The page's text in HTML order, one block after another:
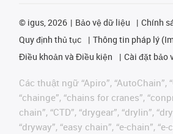
© igus, 2026 Bảo vệ dữ liệu
Chính
Quy định thủ tục
Thông tin pháp lý
Điều khoản và Điều kiện
Cài đặt bảo
Các thuật ngữ “Apiro”, “AutoChain”,
“chainge”, “chains for cranes”,
chain”, “CTD”, “drygear”, “drylin”,
“dryway”, “easy chain”, “e-chain”,